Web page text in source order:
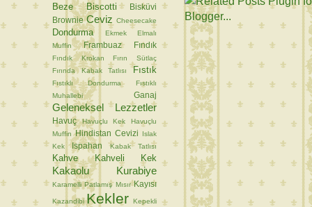
Beze Biscotti
Bisküvi
Brownie Ceviz Cheesecake
Dondurma Ekmek
Elmalı
Muffin
Frambuaz Fındık
Fındık Krokan
Fırın Sütlaç
Fırında Kabak Tatlısı
Fıstık
Fıstıklı Dondurma
Fıstıklı
Muhallebi
Ganaj
Geleneksel Lezzetler
Havuç Havuçlu Kek
Havuçlu
Muffin Hindistan Cevizi
Islak
Kek
Ispahan Kabak Tatlısı
Kahve Kahveli Kek
Kakaolu Kurabiye
Karamelli Patlamış Mısır Kayısı
Kazandibi Kekler Kepekli